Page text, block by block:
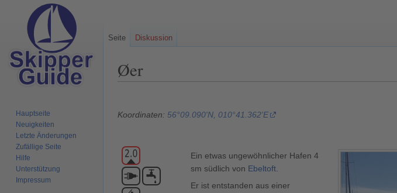
Øer
Navigation
Suche
Koordinaten: 56°09.090'N, 010°41.362'E
Ein etwas ungewöhnlicher Hafen 4
sm südlich von Ebeltoft.
Er ist entstanden aus einer
Seite Diskussion
Hauptseite
Neuigkeiten
Letzte Änderungen
Zufällige Seite
Hilfe
Unterstützung
Impressum